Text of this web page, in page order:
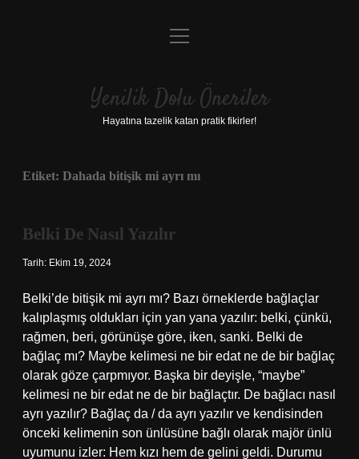
Anasayfa
Yasal Uyarı
menüyü
Yenilik Dolu Öneriler
Hayatına tazelik katan pratik fikirler!
Etiket: Dahada bitişik mi ayrı mı
Belki De Nasıl Yazılır
Tarih: Ekim 19, 2024
Belki’de bitişik mi ayrı mı? Bazı örneklerde bağlaçlar
kalıplaşmış oldukları için yan yana yazılır: belki, çünkü,
rağmen, beri, görünüşe göre, iken, sanki. Belki de
bağlaç mı? Maybe kelimesi ne bir edat ne de bir bağlaç
olarak göze çarpmıyor. Başka bir deyişle, “maybe”
kelimesi ne bir edat ne de bir bağlaçtır. De bağlacı nasıl
ayrı yazılır? Bağlaç da / da ayrı yazılır ve kendisinden
önceki kelimenin son ünlüsüne bağlı olarak majör ünlü
uyumunu izler: Hem kızı hem de gelini geldi. Durumu